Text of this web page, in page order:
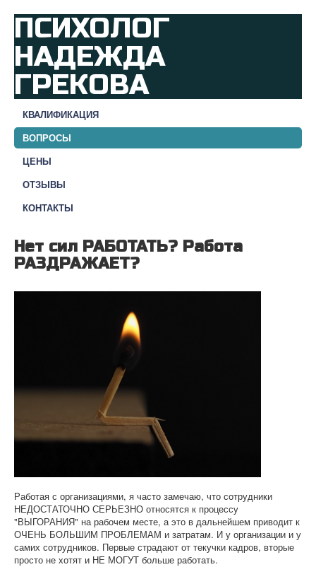
ПСИХОЛОГ
НАДЕЖДА
ГРЕКОВА
КВАЛИФИКАЦИЯ
ВОПРОСЫ
ЦЕНЫ
ОТЗЫВЫ
КОНТАКТЫ
Нет сил РАБОТАТЬ? Работа
РАЗДРАЖАЕТ?
Работая с организациями, я часто замечаю, что сотрудники
НЕДОСТАТОЧНО СЕРЬЕЗНО относятся к процессу
"ВЫГОРАНИЯ" на рабочем месте, а это в дальнейшем приводит к
ОЧЕНЬ БОЛЬШИМ ПРОБЛЕМАМ и затратам. И у организации и у
самих сотрудников. Первые страдают от текучки кадров, вторые
просто не хотят и НЕ МОГУТ больше работать.